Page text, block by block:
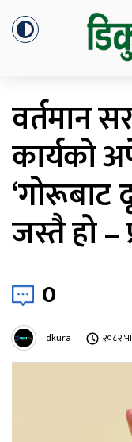
वर्तमान
कार्यको
‘गोरूबाट
जस्तै हो –
0
dkura २०८२